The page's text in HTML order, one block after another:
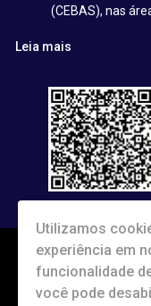
(CEBAS), nas
Leia mais
Utilizamos
experiência em
funcionalidade
você pode